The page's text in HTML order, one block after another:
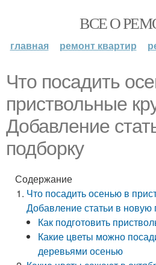
ВСЕ О
главная ремонт квартир
Что посадить
приствольные
Добавление
подборку
Содержание
Что посадить осенью в
Добавление статьи в новую
Как подготовить
Какие цветы можно
деревьями осенью